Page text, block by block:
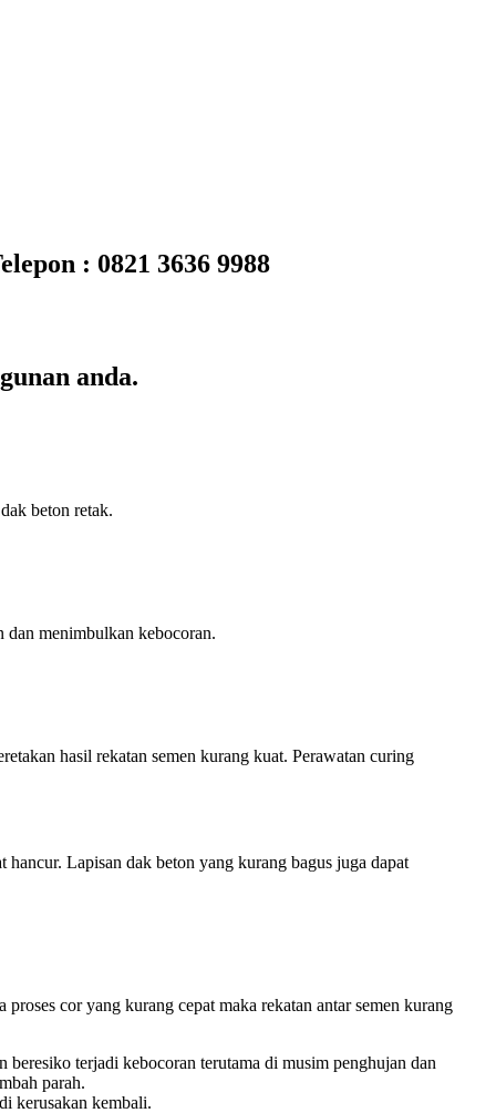
: 0821 3636 9988
anda.
beton retak.
dan menimbulkan kebocoran.
hasil rekatan semen kurang kuat. Perawatan curing
Lapisan dak beton yang kurang bagus juga dapat
cor yang kurang cepat maka rekatan antar semen kurang
terjadi kebocoran terutama di musim penghujan dan
parah.
kerusakan kembali.